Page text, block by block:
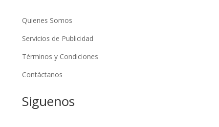
Quienes Somos
Servicios de Publicidad
Términos y Condiciones
Contáctanos
Siguenos